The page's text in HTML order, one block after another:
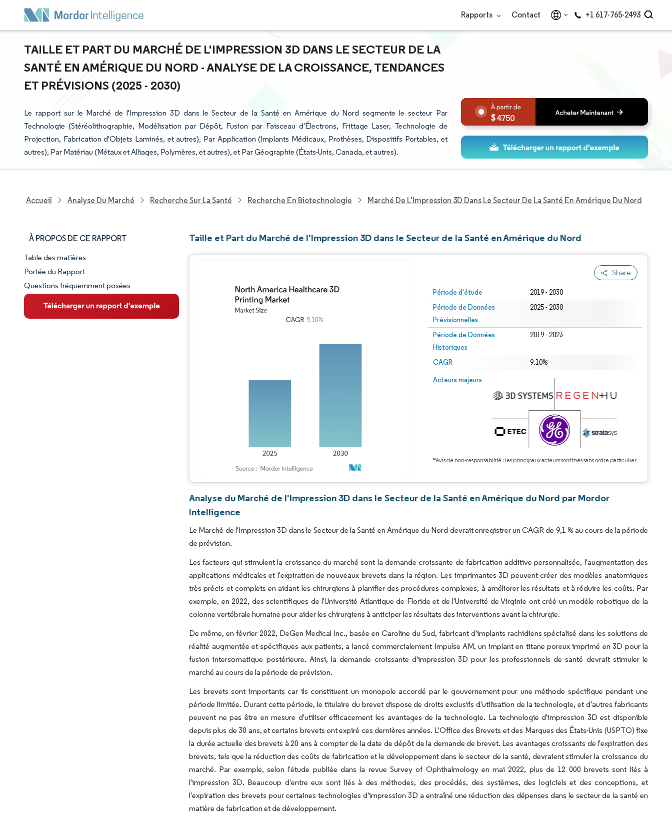
Rapports Contact +1 617-765-2493
TAILLE ET PART DU MARCHÉ DE L'IMPRESSION 3D DANS LE SECTEUR DE LA
SANTÉ EN AMÉRIQUE DU NORD - ANALYSE DE LA CROISSANCE, TENDANCES
ET PRÉVISIONS (2025 - 2030)
Le rapport sur le Marché de l'Impression 3D dans le Secteur de la Santé en Amérique du Nord segmente le secteur Par
Technologie (Stéréolithographie, Modélisation par Dépôt, Fusion par Faisceau d'Électrons, Frittage Laser, Technologie de
Projection, Fabrication d'Objets Laminés, et autres), Par Application (Implants Médicaux, Prothèses, Dispositifs Portables, et
autres), Par Matériau (Métaux et Alliages, Polymères, et autres), et Par Géographie (États-Unis, Canada, et autres).
4750
Accueil Analyse Du Marché Recherche Sur La Santé Recherche En Biotechnologie Marché De L'Impression 3D Dans Le Secteur De La Santé En Amérique Du Nord
À PROPOS DE CE RAPPORT
Aperçu du marché
VUE D’ENSEMBLE DU MARCHÉ
Principales tendances du marché
Table des matières
Portée du Rapport
Questions fréquemment posées
Taille et Part du Marché de l'Impression 3D dans le Secteur de la Santé en Amérique du Nord
Share
Période d'étude 2019 - 2030
Période de Données
Prévisionnelles
2025 - 2030
Période de Données
Historiques
2019 - 2023
CAGR 9.10%
Acteurs majeurs
*Avis de non-responsabilité : les principaux acteurs sont triés sans ordre particulier
Image © Mordor Intelligence. La réutilisation nécessite une attribution sous CC BY 4.0.
Analyse du Marché de l'Impression 3D dans le Secteur de la Santé en Amérique du Nord par Mordor
Intelligence
Le Marché de l'Impression 3D dans le Secteur de la Santé en Amérique du Nord devrait enregistrer un CAGR de 9,1 % au cours de la période
de prévision.
Les facteurs qui stimulent la croissance du marché sont la demande croissante de fabrication additive personnalisée, l'augmentation des
applications médicales et l'expiration de nouveaux brevets dans la région. Les imprimantes 3D peuvent créer des modèles anatomiques
très précis et complets en aidant les chirurgiens à planifier des procédures complexes, à améliorer les résultats et à réduire les coûts. Par
exemple, en 2022, des scientifiques de l'Université Atlantique de Floride et de l'Université de Virginie ont créé un modèle robotique de la
colonne vertébrale humaine pour aider les chirurgiens à anticiper les résultats des interventions avant la chirurgie.
De même, en février 2022, DeGen Medical Inc., basée en Caroline du Sud, fabricant d'implants rachidiens spécialisé dans les solutions de
réalité augmentée et spécifiques aux patients, a lancé commercialement Impulse AM, un implant en titane poreux imprimé en 3D pour la
fusion intersomatique postérieure. Ainsi, la demande croissante d'impression 3D pour les professionnels de santé devrait stimuler le
marché au cours de la période de prévision.
Les brevets sont importants car ils constituent un monopole accordé par le gouvernement pour une méthode spécifique pendant une
période limitée. Durant cette période, le titulaire du brevet dispose de droits exclusifs d'utilisation de la technologie, et d'autres fabricants
peuvent ne pas être en mesure d'utiliser efficacement les avantages de la technologie. La technologie d'impression 3D est disponible
depuis plus de 30 ans, et certains brevets ont expiré ces dernières années. L'Office des Brevets et des Marques des États-Unis (USPTO) fixe
la durée actuelle des brevets à 20 ans à compter de la date de dépôt de la demande de brevet. Les avantages croissants de l'expiration des
brevets, tels que la réduction des coûts de fabrication et le développement dans le secteur de la santé, devraient stimuler la croissance du
marché. Par exemple, selon l'étude publiée dans la revue Survey of Ophthalmology en mai 2022, plus de 12 000 brevets sont liés à
l'impression 3D. Beaucoup d'entre eux sont liés à des méthodes, des procédés, des systèmes, des logiciels et des conceptions, et
l'expiration des brevets pour certaines technologies d'impression 3D a entraîné une réduction des dépenses dans le secteur de la santé en
matière de fabrication et de développement.